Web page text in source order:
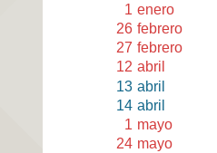
1 enero
26 febrero
27 febrero
12 abril
13 abril
14 abril
1 mayo
24 mayo